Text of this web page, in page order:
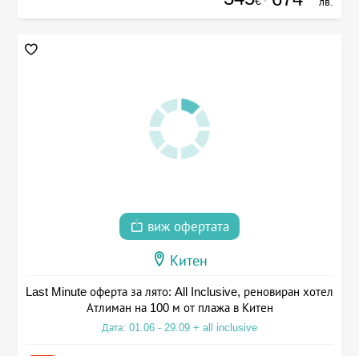
виж офертата
Китен
Last Minute оферта за лято: All Inclusive, реновиран хотел
Атлиман на 100 м от плажа в Китен
Дата: 01.06 - 29.09 + all inclusive